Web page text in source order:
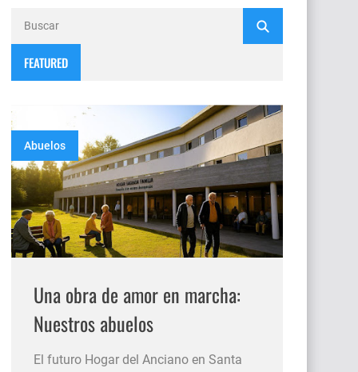
FEATURED
Abuelos
Una obra de amor en marcha:
Nuestros abuelos
El futuro Hogar del Anciano en Santa